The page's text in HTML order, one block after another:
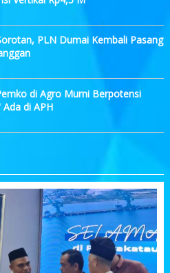
PLN Dumai Kembali Pasang
di Agro Murni Berpotensi
di APH